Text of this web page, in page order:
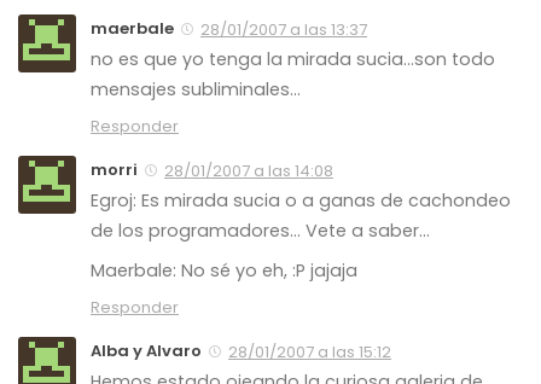
maerbale
28/01/2007 a las 13:37
no es que yo tenga la mirada sucia…son todo
mensajes subliminales…
Responder
morri
28/01/2007 a las 14:08
Egroj: Es mirada sucia o a ganas de cachondeo
de los programadores… Vete a saber…
Maerbale: No sé yo eh, :P jajaja
Responder
Alba y Alvaro
28/01/2007 a las 15:12